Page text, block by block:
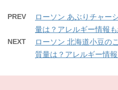
PREV
ローソン あぶりチャー
量は？アレルギー情報
NEXT
ローソン 北海道小豆の
質量は？アレルギー情